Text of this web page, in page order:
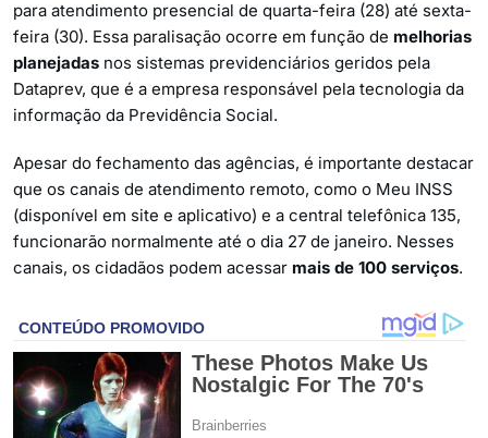
para atendimento presencial de quarta-feira (28) até sexta-
feira (30). Essa paralisação ocorre em função de melhorias
planejadas nos sistemas previdenciários geridos pela
Dataprev, que é a empresa responsável pela tecnologia da
informação da Previdência Social.
Apesar do fechamento das agências, é importante destacar
que os canais de atendimento remoto, como o Meu INSS
(disponível em site e aplicativo) e a central telefônica 135,
funcionarão normalmente até o dia 27 de janeiro. Nesses
canais, os cidadãos podem acessar mais de 100 serviços.